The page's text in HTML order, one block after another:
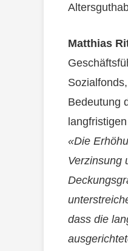
Matthias
Bedeutung
«Die
Verzinsung
dass die